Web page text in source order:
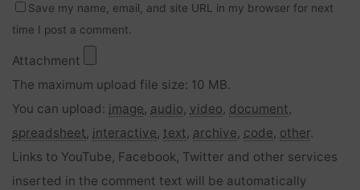
Save my name, email, and site URL in my browser for next
time I post a comment.
Attachment
The maximum upload file size: 10 MB.
You can upload: image, audio, video, document,
spreadsheet, interactive, text, archive, code, other.
Links to YouTube, Facebook, Twitter and other services
inserted in the comment text will be automatically